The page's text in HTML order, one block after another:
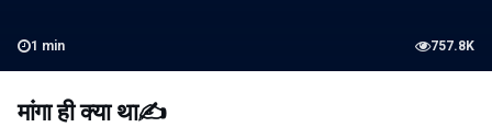
1 min 757.8K
मांगा ही क्या था✍️